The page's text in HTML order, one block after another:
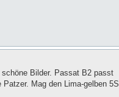
Bilder. Passat B2 passt
Mag den Lima-gelben 5S